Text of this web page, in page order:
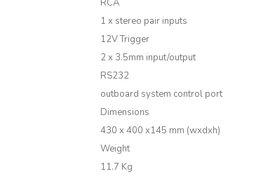
RCA
1 x stereo pair inputs
12V Trigger
2 x 3.5mm input/output
RS232
outboard system control port
Dimensions
430 x 400 x145 mm (wxdxh)
Weight
11.7 Kg